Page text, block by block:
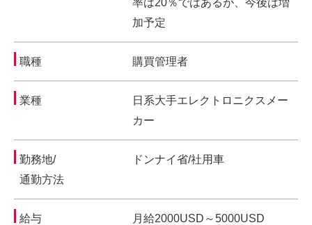
率は20％ではあるが、今後は増
加予定
職種 購買管理者
業種
日系大手エレクトロニクスメー
カー
勤務地/
通勤方法
ドンナイ省/社用車
給与
月給2000USD～5000USD